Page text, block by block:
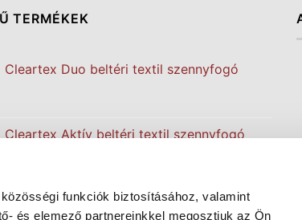
funkciók biztosításához, valamint
és elemező partnereinkkel megosztjuk az Ön
TERMÉKEK
Cleartex Duo beltéri textil szennyfogó
Cleartex Aktív beltéri textil szennyfogó
Cleartex Classic beltéri textil szennyfogó